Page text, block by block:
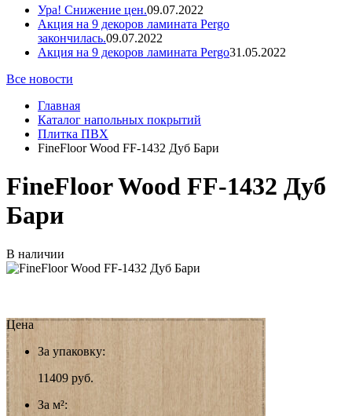
Ура! Снижение цен.09.07.2022
Акция на 9 декоров ламината Pergo
закончилась.09.07.2022
Акция на 9 декоров ламината Pergo31.05.2022
Все новости
Главная
Каталог напольных покрытий
Плитка ПВХ
FineFloor Wood FF-1432 Дуб Бари
FineFloor Wood FF-1432 Дуб
Бари
В наличии
Цена
За упаковку:
11409 руб.
За м²: